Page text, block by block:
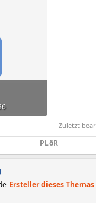
Zuletzt
PLöR​
Ersteller dieses Themas